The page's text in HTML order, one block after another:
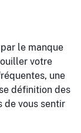
le manque
votre
une
définition des
de vous sentir